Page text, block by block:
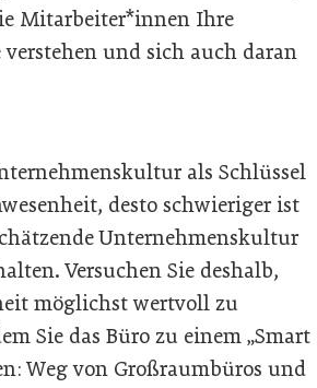
Mitarbeiter*innen Ihre
verstehen und sich auch daran
als Schlüssel
desto schwieriger ist
Unternehmenskultur
Versuchen Sie deshalb,
möglichst wertvoll zu
Sie das Büro zu einem „Smart
Weg von Großraumbüros und